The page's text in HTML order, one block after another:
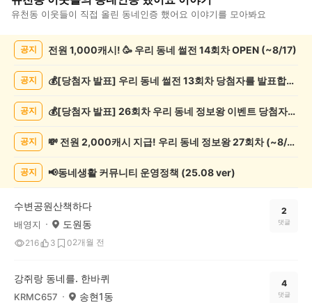
유천동 이웃들이 직접 올린 동네인증 했어요 이야기를 모아봐요
시
공지 전원 1,000캐시! 🥳 우리 동네 썰전 14회차 OPEN (~8/17)
공지 💰[당첨자 발표] 우리 동네 썰전 13회차 당첨자를 발표합니다!
공지 💰[당첨자 발표] 26회차 우리 동네 정보왕 이벤트 당첨자를 발표합니다!
공지 💸 전원 2,000캐시 지급! 우리 동네 정보왕 27회차 (~8/10)
공지 📢동네생활 커뮤니티 운영정책 (25.08 ver)
수변공원산책하다
배영지 도원동
216 3 02개월 전
2
댓글
강쥐랑 동네를. 한바퀴
KRMC657 송현1동
4
댓글